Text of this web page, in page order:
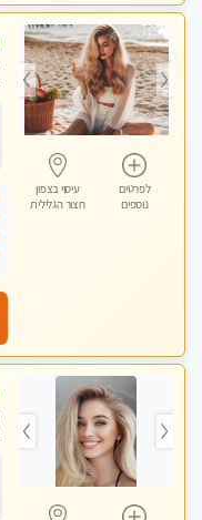
לפרטים
נוספים
עיסוי בצפון
חצור הגלילית